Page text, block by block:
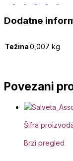
Dodatne
Težina0,007 kg
Povezani
Šifra
Brzi pregled